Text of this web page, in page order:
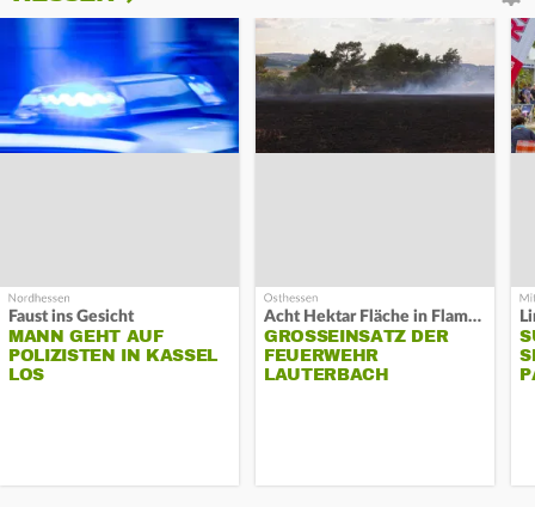
Faust ins Gesicht
MANN GEHT AUF
POLIZISTEN IN KASSEL
LOS
Acht Hektar Fläche in Flammen
GROSSEINSATZ DER F
EUERWEHR L
AUTERBACH